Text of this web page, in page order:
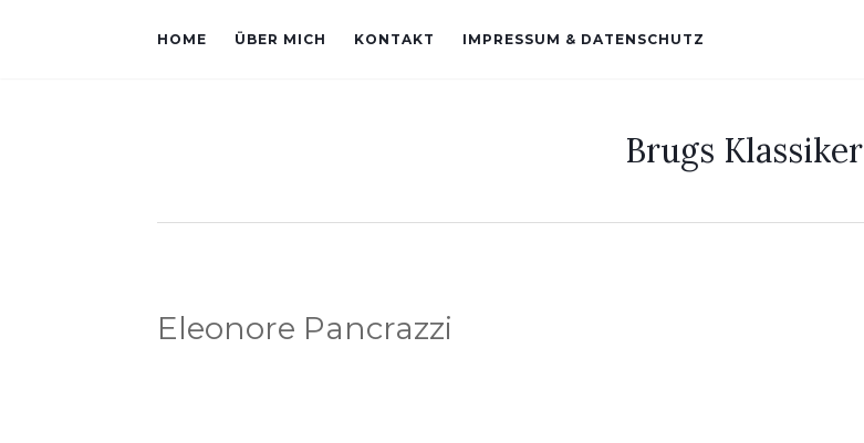
HOME ÜBER MICH KONTAKT IMPRESSUM & DATENSCHUTZ
Brugs Klassiker
Eleonore Pancrazzi